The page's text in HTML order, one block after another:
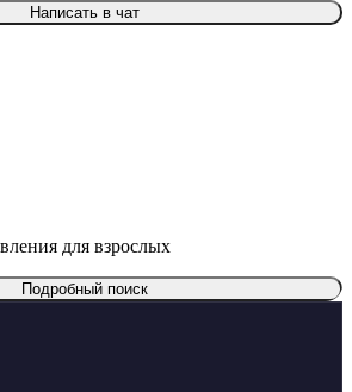
Написать в чат
для взрослых
Подробный поиск